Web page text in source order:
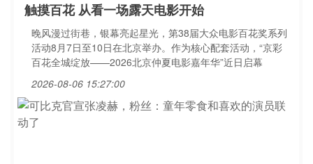
触摸百花 从看一场露天电影开始
晚风漫过街巷，银幕亮起星光，第38届大众电影百花奖系列
活动8月7日至10日在北京举办。作为核心配套活动，“京彩
百花全城绽放——2026北京仲夏电影嘉年华”近日启幕
2026-08-06 15:27:00